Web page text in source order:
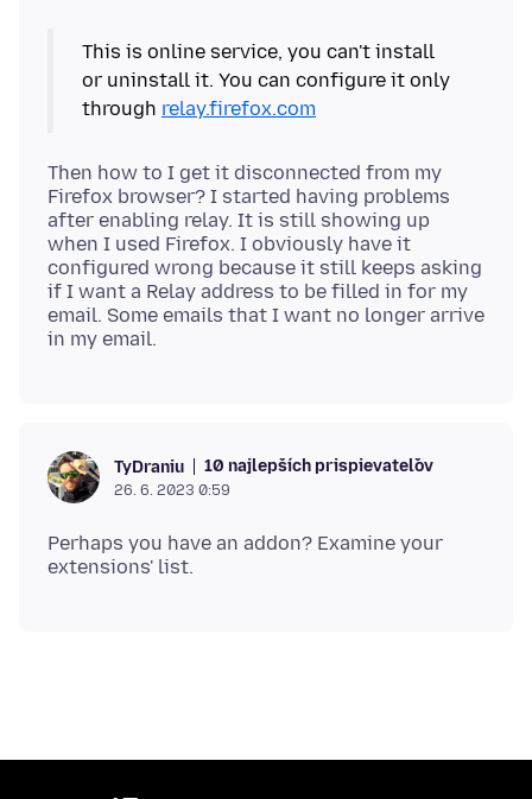
This is online service, you can't install
or uninstall it. You can configure it only
through relay.firefox.com
Then how to I get it disconnected from my
Firefox browser? I started having problems
after enabling relay. It is still showing up
when I used Firefox. I obviously have it
configured wrong because it still keeps asking
if I want a Relay address to be filled in for my
email. Some emails that I want no longer arrive
TyDraniu 10 najlepších prispievateľov
26. 6. 2023 0:59
Perhaps you have an addon? Examine your